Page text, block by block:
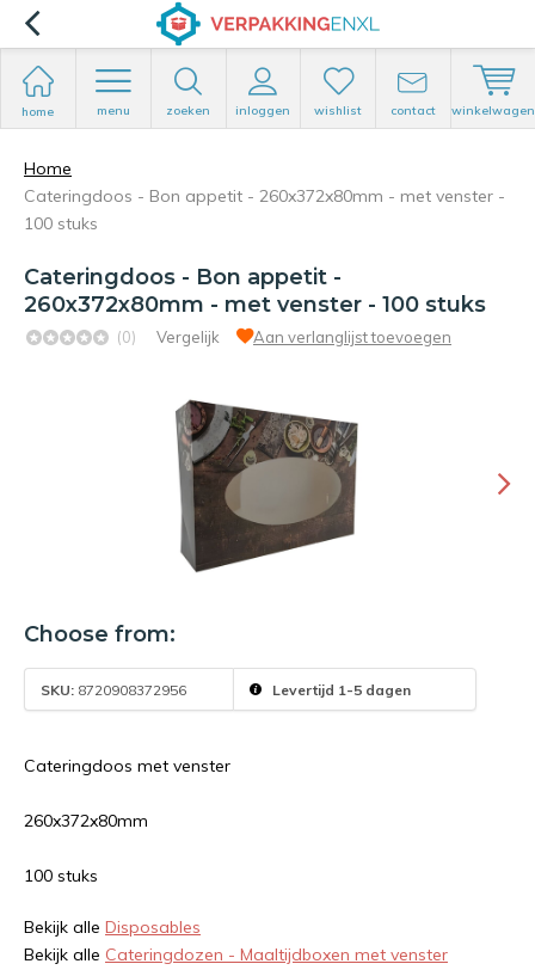
home menu zoeken inloggen wishlist contact winkelwagen
Home
Cateringdoos - Bon appetit - 260x372x80mm - met venster -
100 stuks
Cateringdoos - Bon appetit -
260x372x80mm - met venster - 100 stuks
(0) Vergelijk Aan verlanglijst toevoegen
Choose from:
SKU: 8720908372956 Levertijd 1-5 dagen
Cateringdoos met venster
260x372x80mm
100 stuks
Bekijk alle Disposables
Bekijk alle Cateringdozen - Maaltijdboxen met venster